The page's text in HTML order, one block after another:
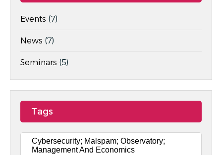
Events (7)
News (7)
Seminars (5)
Tags
Cybersecurity; Malspam; Observatory;
Management And Economics